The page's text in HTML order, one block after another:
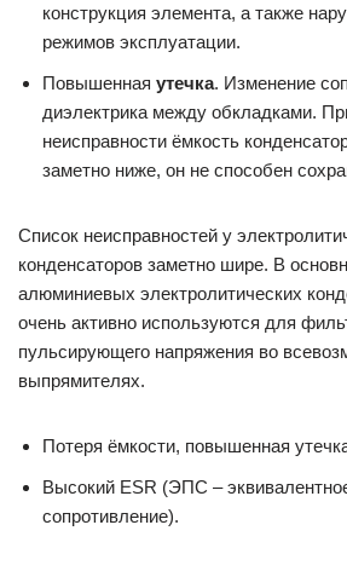
конструкция элемента, а также
режимов эксплуатации.
Повышенная утечка. Изменение
диэлектрика между обкладками.
неисправности ёмкость
заметно ниже, он не способен
Список неисправностей у
конденсаторов заметно шире. В
алюминиевых электролитических
очень активно используются для
пульсирующего напряжения во
выпрямителях.
Потеря ёмкости, повышенная
Высокий ESR (ЭПС –
сопротивление).